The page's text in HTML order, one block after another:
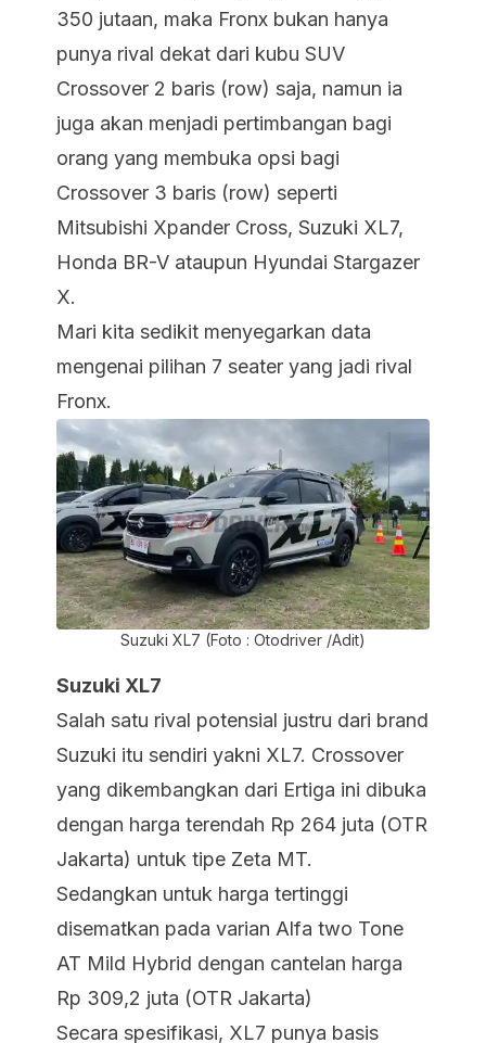
350 jutaan, maka Fronx bukan hanya
punya rival dekat dari kubu SUV
Crossover 2 baris (row) saja, namun ia
juga akan menjadi pertimbangan bagi
orang yang membuka opsi bagi
Crossover 3 baris (row) seperti
Mitsubishi Xpander Cross, Suzuki XL7,
Honda BR-V ataupun Hyundai Stargazer
X.
Mari kita sedikit menyegarkan data
mengenai pilihan 7 seater yang jadi rival
Fronx.
Suzuki XL7 (Foto : Otodriver /Adit)
Suzuki XL7
Salah satu rival potensial justru dari brand
Suzuki itu sendiri yakni XL7. Crossover
yang dikembangkan dari Ertiga ini dibuka
dengan harga terendah Rp 264 juta (OTR
Jakarta) untuk tipe Zeta MT.
Sedangkan untuk harga tertinggi
disematkan pada varian Alfa two Tone
AT Mild Hybrid dengan cantelan harga
Rp 309,2 juta (OTR Jakarta)
Secara spesifikasi, XL7 punya basis